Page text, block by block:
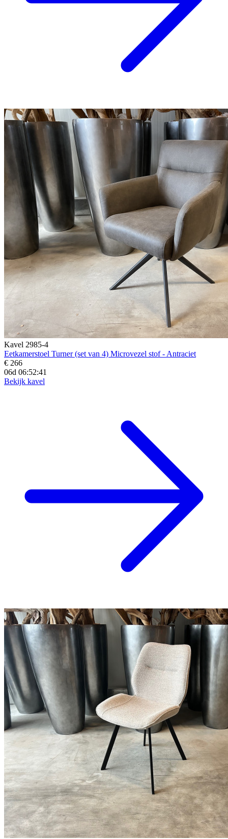
Kavel 2985-4
Eetkamerstoel Turner (set van 4) Microvezel stof - Antraciet
€ 266
06d 06:52:39
Bekijk kavel